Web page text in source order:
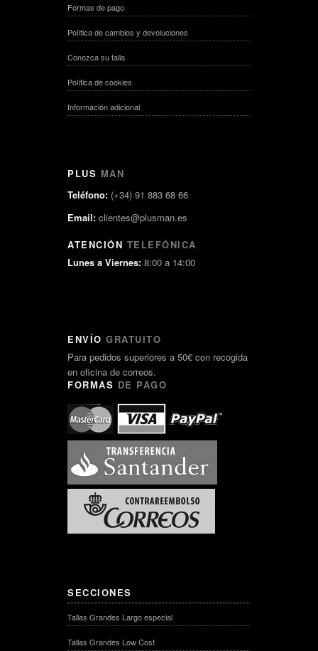
Formas de pago
Política de cambios y devoluciones
Conozca su talla
Política de cookies
Información adicional
PLUS MAN
Teléfono: (+34) 91 883 68 66
Email: clientes@plusman.es
ATENCIÓN TELEFÓNICA
Lunes a Viernes: 8:00 a 14:00
ENVÍO GRATUITO
Para pedidos superiores a 50€ con recogida
en oficina de correos.
FORMAS DE PAGO
SECCIONES
Tallas Grandes Largo especial
Tallas Grandes Low Cost